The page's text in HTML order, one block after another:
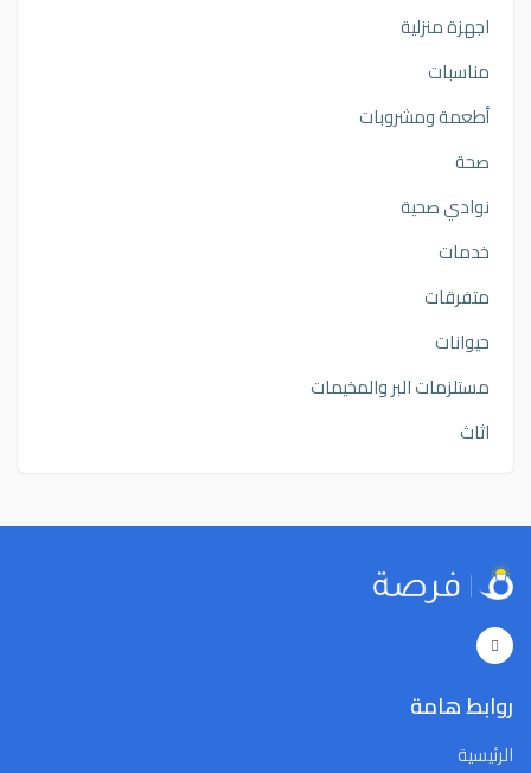
اجهزة منزلية
مناسبات
أطعمة ومشروبات
صحة
نوادي صحية
خدمات
متفرقات
حيوانات
مستلزمات البر والمخيمات
اثاث
روابط هامة
الرئيسية